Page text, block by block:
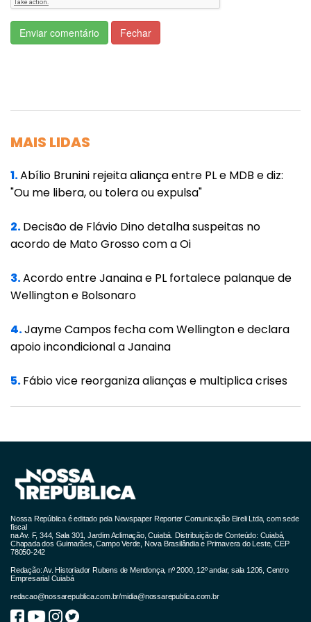
da Casa, apoio que está em tendência de
queda. São necessários 41 votos para que
Alcolumbre para lhe dar mais poder no
controle do Orçamento. O governo, no
reforma trabalhista, cuja culpa também é
atribuída ao senador.
Por trás da derrota desta quarta está, além
de um recado ao governo, a disputa travada
entre Pacheco e Lira, que chegou ao mais alto
nível de tensão.
Interlocutores do governo e Lira acusam
Pacheco de ter descumprido um acordo
e senadores dizem que a Câmara rompeu
negociações anteriores, e, portanto, não são
partir da derrota na MP trabalhista, o
desgaste na relação com Pacheco se
agravou.
Hoje, integrantes do governo afirmam não
saber qual o clima para o Senado avançar
com a pauta do Planalto nem o tamanho da
base.
Enviar comentário Fechar
MAIS LIDAS
1.Abílio Brunini rejeita aliança entre PL e MDB e diz:
"Ou me libera, ou tolera ou expulsa"
2.Decisão de Flávio Dino detalha suspeitas no
acordo de Mato Grosso com a Oi
3.Acordo entre Janaina e PL fortalece palanque de
Wellington e Bolsonaro
4.Jayme Campos fecha com Wellington e declara
apoio incondicional a Janaina
5.Fábio vice reorganiza alianças e multiplica crises
Nossa República é editado pela Newspaper Reporter Comunicação Eireli Ltda, com sede
fiscal
na Av. F, 344, Sala 301, Jardim Aclimação, Cuiabá. Distribuição de Conteúdo: Cuiabá,
Chapada dos Guimarães, Campo Verde, Nova Brasilândia e Primavera do Leste, CEP
78050-242
Redação: Av. Historiador Rubens de Mendonça, nº 2000, 12º andar, sala 1206, Centro
Empresarial Cuiabá
redacao@nossarepublica.com.br/midia@nossarepublica.com.br